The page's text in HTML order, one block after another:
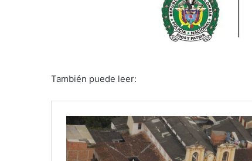
También puede leer: